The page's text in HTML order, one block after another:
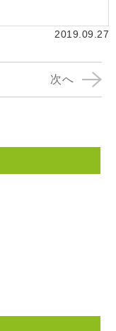
2019.09.27
次へ